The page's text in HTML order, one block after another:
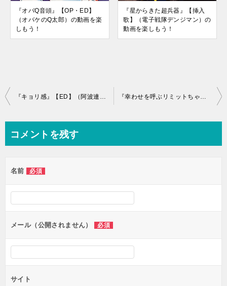
『オバQ音頭』【OP・ED】
（オバケのQ太郎）の動画を楽
しもう！
『星からきた超兵器』【挿入
歌】（電子戦隊デンジマン）の
動画を楽しもう！
投
ビ
ー
シ
ン
『キョリ感』【ED】（阿波連さんははかれない）の動画を楽しもう！ 『幸わせを呼ぶリミットちゃん』【OP】（ミラクル少女リミットちゃん）の動画を楽しもう！
コメントを残す
名前 必須
メール（公開されません） 必須
サイト